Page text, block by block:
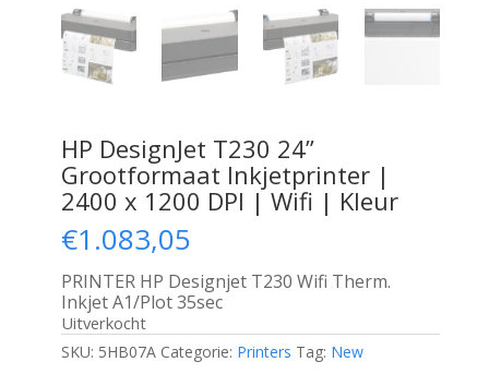
HP DesignJet T230 24”
Grootformaat Inkjetprinter |
2400 x 1200 DPI | Wifi | Kleur
€1.083,05
PRINTER HP Designjet T230 Wifi Therm.
Inkjet A1/Plot 35sec
Uitverkocht
SKU: 5HB07A Categorie: Printers Tag: New